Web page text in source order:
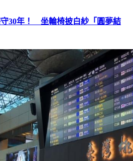
30年！ 坐輪椅披白紗「圓夢結